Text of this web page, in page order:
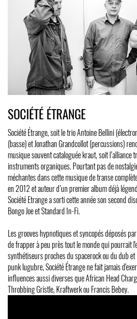
SOCIÉTÉ ÉTRANGE
Société Étrange, soit le trio Antoine Bellini
(basse) et Jonathan Grandcollot (percussions)
musique souvent cataloguée kraut, soit l’alliance
instruments organiques. Pourtant pas de
méchantes dans cette musique de transe
en 2012 et auteur d’un premier album déjà
Société Etrange a sorti cette année son second
Bongo Joe et Standard In-Fi.
Les grooves hypnotiques et syncopés déposés
de frapper à peu près tout le monde qui pourrait
synthétiseurs proches du spacerock ou du dub
punk lugubre, Société Étrange ne fait jamais
influences aussi diverses que African Head
Throbbing Gristle, Kraftwerk ou Francis Bebey.